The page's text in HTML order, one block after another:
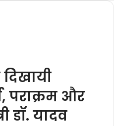
पराक्रम और
डॉ. यादव